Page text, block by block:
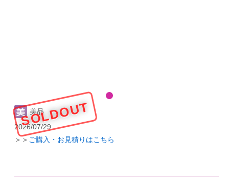
SOLDOUT
美品
2026/07/29
＞＞ ご購入・お見積りはこちら